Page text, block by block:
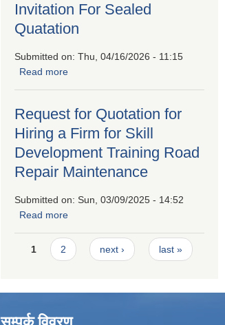
Invitation For Sealed
Quatation
Submitted on: Thu, 04/16/2026 - 11:15
Read more
Quatation
Request for Quotation for
Hiring a Firm for Skill
Development Training Road
Repair Maintenance
Submitted on: Sun, 03/09/2025 - 14:52
Read more
Hiring a Firm for Skill Development
Training Road Repair Maintenance
Pages
1 2 next › last »